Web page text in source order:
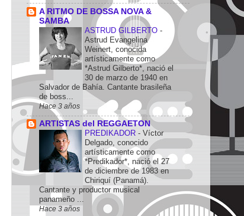
A RITMO DE BOSSA NOVA &
SAMBA
ASTRUD GILBERTO -
Astrud Evangelina
Weinert, conocida
artísticamente como
*Astrud Gilberto*, nació el
30 de marzo de 1940 en
Salvador de Bahía. Cantante brasileña
de boss...
Hace 3 años
ARTISTAS del REGGAETON
PREDIKADOR - Víctor
Delgado, conocido
artísticamente como
*Predikador*, nació el 27
de diciembre de 1983 en
Chiriquí (Panamá).
Cantante y productor musical
panameño ...
Hace 3 años